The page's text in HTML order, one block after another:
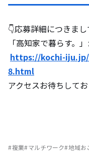
👇応募詳細につきま
「高知家で暮らす。
https://kochi-
8.html
アクセスお待ちしてお
複業 マルチワーク 地域お